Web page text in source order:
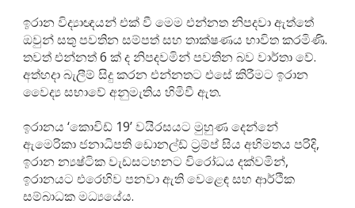
ඉරාන විද්‍යාඥයන් එක් වී මෙම එන්නත නිපදවා ඇත්තේ
ඔවුන් සතු පවතින සම්පත් සහ තාක්ෂණය භාවිත කරමිණි.
තවත් එන්නත් 6 ක් ද නිපදවමින් පවතින බව වාර්තා වේ.
අත්හදා බැලීම් සිදු කරන එන්නතට එසේ කිරීමට ඉරාන
වෛද්‍ය සභාවේ අනුමැතිය හිමිවී ඇත.
ඉරානය ‘කොවිඩ් 19’ වයිරසයට මුහුණ දෙන්නේ
ඇමෙරිකා ජනාධිපති ඩොනල්ඩ් ට්‍රම්ප් සිය අභිමතය පරිදි,
ඉරාන න්‍යෂ්ටික වැඩසටහනට විරෝධය දක්වමින්,
ඉරානයට එරෙහිව පනවා ඇති වෙ‍ළෙඳ සහ ආර්ථික
සම්බාධක මධ්‍යයේය.